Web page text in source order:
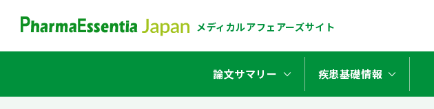
メディカルアフェアーズサイト
論文サマリー stat_minus_1 疾患基礎情報 stat_minus_1